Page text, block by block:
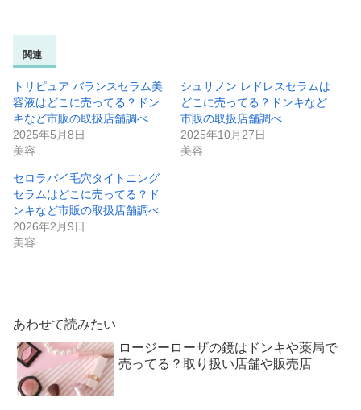
関連
トリピュア バランスセラム美
容液はどこに売ってる？ドン
キなど市販の取扱店舗調べ
2025年5月8日
美容
シュサノン レドレスセラムは
どこに売ってる？ドンキなど
市販の取扱店舗調べ
2025年10月27日
美容
セロラバイ毛穴タイトニング
セラムはどこに売ってる？ド
ンキなど市販の取扱店舗調べ
2026年2月9日
美容
あわせて読みたい
ロージーローザの鏡はドンキや薬局で
売ってる？取り扱い店舗や販売店